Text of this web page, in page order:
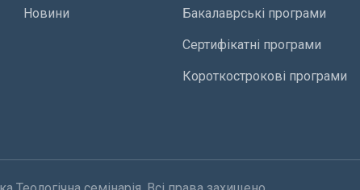
Новини Бакалаврські програми
Сертифікатні програми
Короткострокові програми